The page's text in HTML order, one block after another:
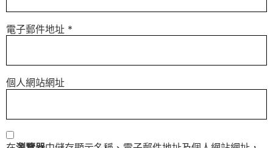
電子郵件地址 *
個人網站網址